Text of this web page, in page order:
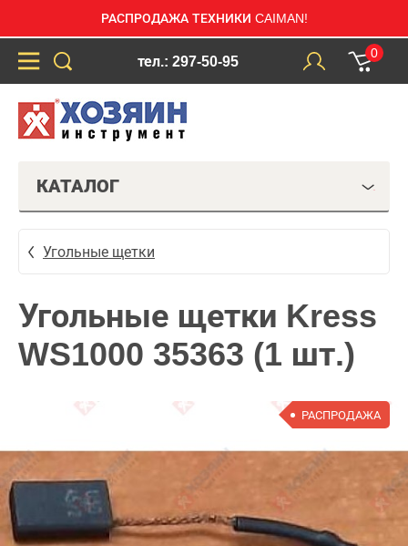
РАСПРОДАЖА ТЕХНИКИ CAIMAN!
тел.: 297-50-95
0
КАТАЛОГ
Угольные щетки
Угольные щетки Kress
WS1000 35363 (1 шт.)
РАСПРОДАЖА